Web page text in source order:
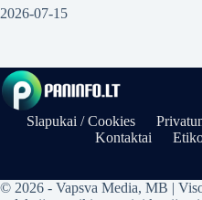
2026-07-15
Slapukai / Cookies
Kontaktai
© 2026 - Vapsva Media, MB |